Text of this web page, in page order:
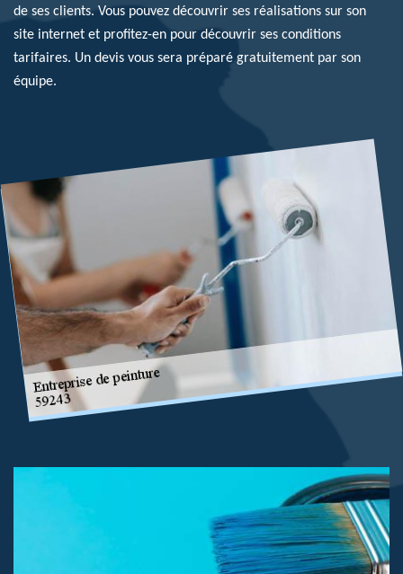
de ses clients. Vous pouvez découvrir ses réalisations sur son
site internet et profitez-en pour découvrir ses conditions
tarifaires. Un devis vous sera préparé gratuitement par son
équipe.